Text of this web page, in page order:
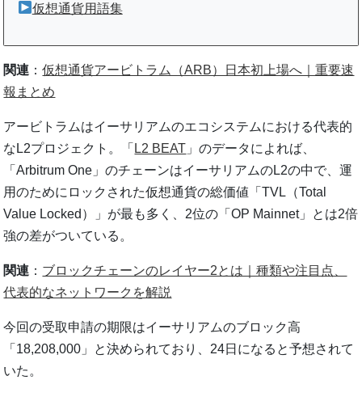
仮想通貨用語集
関連 ：仮想通貨アービトラム（ARB）日本初上場へ｜重要速
報まとめ
アービトラムはイーサリアムのエコシステムにおける代表的
なL2プロジェクト。「 L2 BEAT 」のデータによれば、
「Arbitrum One」のチェーンはイーサリアムのL2の中で、運
用のためにロックされた仮想通貨の総価値「TVL（Total
Value Locked）」が最も多く、2位の「OP Mainnet」とは2倍
強の差がついている。
関連 ： ブロックチェーンのレイヤー2とは｜種類や注目点、
代表的なネットワークを解説
今回の受取申請の期限はイーサリアムのブロック高
「18,208,000」と決められており、24日になると予想されて
いた。